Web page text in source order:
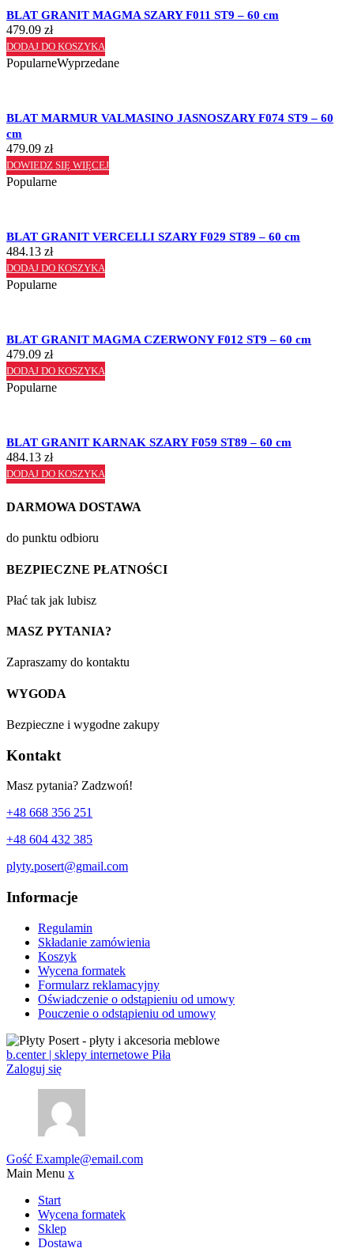
BLAT GRANIT MAGMA SZARY F011 ST9 – 60 cm
479.09 zł
DODAJ DO KOSZYKA
PopularneWyprzedane
BLAT MARMUR VALMASINO JASNOSZARY F074 ST9 – 60
cm
479.09 zł
DOWIEDZ SIĘ WIĘCEJ
Popularne
BLAT GRANIT VERCELLI SZARY F029 ST89 – 60 cm
484.13 zł
DODAJ DO KOSZYKA
Popularne
BLAT GRANIT MAGMA CZERWONY F012 ST9 – 60 cm
479.09 zł
DODAJ DO KOSZYKA
Popularne
BLAT GRANIT KARNAK SZARY F059 ST89 – 60 cm
484.13 zł
DODAJ DO KOSZYKA
DARMOWA DOSTAWA
do punktu odbioru
BEZPIECZNE PŁATNOŚCI
Płać tak jak lubisz
MASZ PYTANIA?
Zapraszamy do kontaktu
WYGODA
Bezpieczne i wygodne zakupy
Kontakt
Masz pytania? Zadzwoń!
+48 668 356 251
+48 604 432 385
plyty.posert@gmail.com
Informacje
Regulamin
Składanie zamówienia
Koszyk
Wycena formatek
Formularz reklamacyjny
Oświadczenie o odstąpieniu od umowy
Pouczenie o odstąpieniu od umowy
b.center | sklepy internetowe Piła
Zaloguj się
Gość Example@email.com
Main Menu x
Start
Wycena formatek
Sklep
Dostawa